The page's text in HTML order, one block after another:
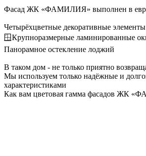
Фасад ЖК «ФАМИЛИЯ» выполнен в
Четырёхцветные декоративные элементы
🪟Крупноразмерные ламинированные
Панорамное остекление лоджий
В таком дом - не только приятно
Мы используем только надёжные и
характеристиками
Как вам цветовая гамма фасадов ЖК